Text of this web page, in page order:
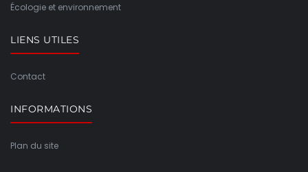
Écologie et environnement
LIENS UTILES
Contact
INFORMATIONS
Plan du site